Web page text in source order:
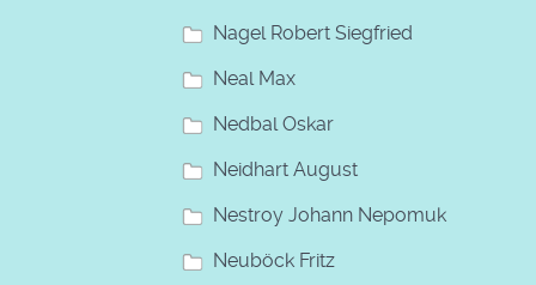
Nagel Robert Siegfried
Neal Max
Nedbal Oskar
Neidhart August
Nestroy Johann Nepomuk
Neuböck Fritz